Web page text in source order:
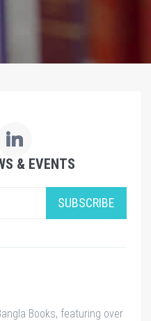
& EVENTS
SUBSCRIBE
Books, featuring over